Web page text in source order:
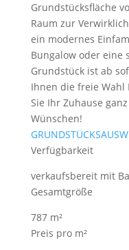
Grundstücksfläche
Raum zur
ein modernes
Bungalow oder eine
Grundstück ist ab
Ihnen die freie Wahl
Sie Ihr Zuhause
Wünschen!
Verfügbarkeit
verkaufsbereit mit
Gesamtgröße
787 m²
Preis pro m²